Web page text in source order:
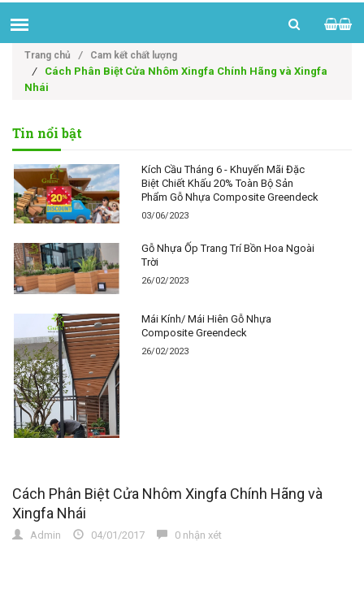
Trang chủ / Cam kết chất lượng
/
Cách Phân Biệt Cửa Nhôm Xingfa Chính Hãng và Xingfa
Nhái
Tin nổi bật
Kích Cầu Tháng 6 - Khuyến Mãi Đặc
Biệt Chiết Khấu 20% Toàn Bộ Sản
Phẩm Gỗ Nhựa Composite Greendeck
03/06/2023
Gỗ Nhựa Ốp Trang Trí Bồn Hoa Ngoài
Trời
26/02/2023
Mái Kính/ Mái Hiên Gỗ Nhựa
Composite Greendeck
26/02/2023
Cách Phân Biệt Cửa Nhôm Xingfa Chính Hãng và
Xingfa Nhái
Admin 04/01/2017 0 nhận xét